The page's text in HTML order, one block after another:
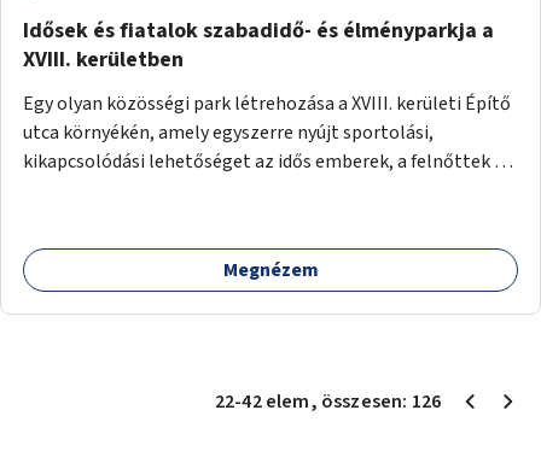
Idősek és fiatalok szabadidő- és élményparkja a
XVIII. kerületben
Egy olyan közösségi park létrehozása a XVIII. kerületi Építő
utca környékén, amely egyszerre nyújt sportolási,
kikapcsolódási lehetőséget az idős emberek, a felnőttek és
Megnézem
22-42elem, összesen: 126